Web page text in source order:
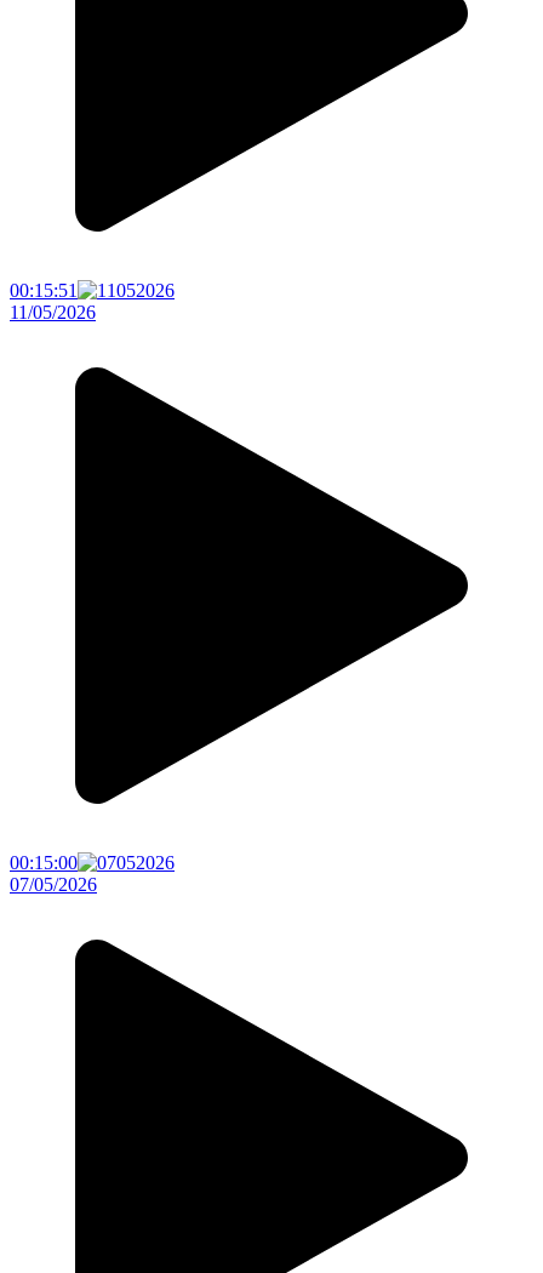
00:15:51
11/05/2026
00:15:00
07/05/2026